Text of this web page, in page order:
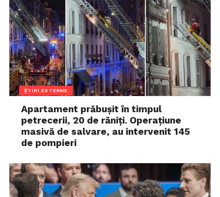
ȘTIRI EXTERNE
Apartament prăbușit în timpul
petrecerii, 20 de răniți. Operațiune
masivă de salvare, au intervenit 145
de pompieri